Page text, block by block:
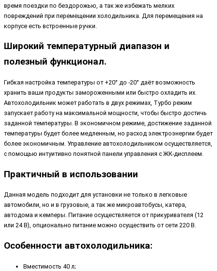
время поездки по бездорожью, а так же избежать мелких
повреждений при перемещении холодильника. Для перемещения на
корпусе есть встроенные ручки.
Широкий температурный диапазон и
полезный функционал.
Гибкая настройка температуры от +20° до -20° даёт возможность
хранить ваши продукты замороженными или быстро охладить их.
Автохолодильник может работать в двух режимах, Турбо режим
запускает работу на максимальной мощности, чтобы быстро достичь
заданной температуры. В экономичном режиме, достижение заданной
температуры будет более медленным, но расход электроэнергии будет
более экономичным. Управление автохолодильником осуществляется,
с помощью интуитивно понятной панели управления с ЖК-дисплеем.
Практичный в использовании
Данная модель подходит для установки не только в легковые
автомобили, но и в грузовые, а так же микроавтобусы, катера,
автодома и кемперы. Питание осуществляется от прикуривателя (12
или 24 В), опционально питание можно осуществить от сети 220 В.
Особенности автохолодильника:
Вместимость 40 л;